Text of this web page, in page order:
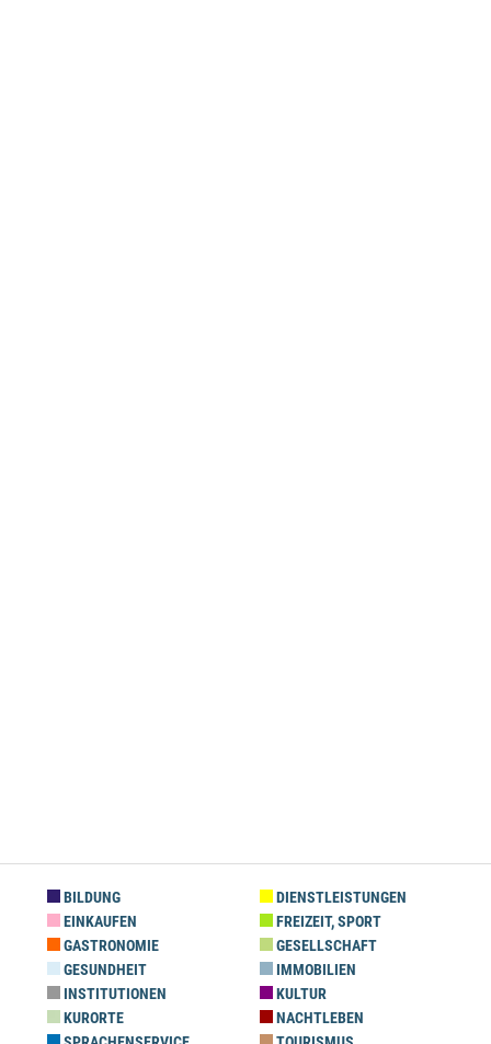
BILDUNG
DIENSTLEISTUNGEN
EINKAUFEN
FREIZEIT, SPORT
GASTRONOMIE
GESELLSCHAFT
GESUNDHEIT
IMMOBILIEN
INSTITUTIONEN
KULTUR
KURORTE
NACHTLEBEN